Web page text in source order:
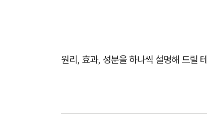
원리, 효과, 성분을 하나씩 설명해 드릴